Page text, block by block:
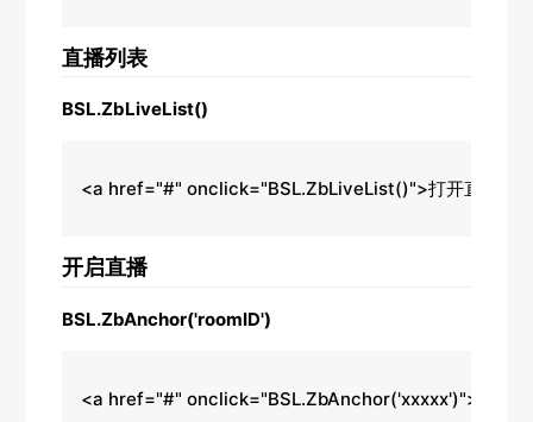
直播列表
BSL.ZbLiveList()
<a href="#" onclick="BSL.ZbLiveList()">打开直播列
开启直播
BSL.ZbAnchor('roomID')
<a href="#" onclick="BSL.ZbAnchor('xxxxx')">开启